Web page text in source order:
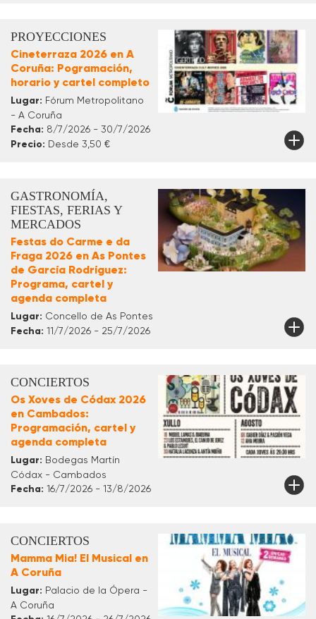
PROYECCIONES
Cineterraza 2026 en A
Coruña: Pogramación,
horario y cartel completo
Lugar: Fórum Metropolitano
- A Coruña
Fecha: 8/7/2026 - 30/7/2026
Precio: Desde 3,50 €
GASTRONOMÍA,
FIESTAS, FERIAS Y
MERCADOS
Festas do Carme e da
Fraga 2026 en As Pontes
de García Rodríguez:
Programa, cartel y
agenda completa
Lugar: Concello de As Pontes
Fecha: 11/7/2026 - 25/7/2026
CONCIERTOS
Os Xoves de Códax 2026
en Cambados:
Programación, cartel y
agenda completa
Lugar: Bodegas Martín
Códax - Cambados
Fecha: 16/7/2026 - 13/8/2026
CONCIERTOS
Mamma Mia! El Musical en
A Coruña
Lugar: Palacio de la Ópera -
A Coruña